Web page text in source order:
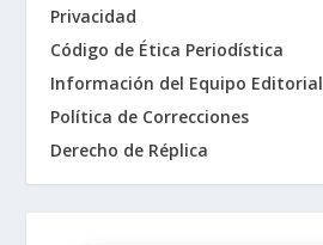
Privacidad
Código de Ética Periodística
Información del Equipo Editorial
Política de Correcciones
Derecho de Réplica